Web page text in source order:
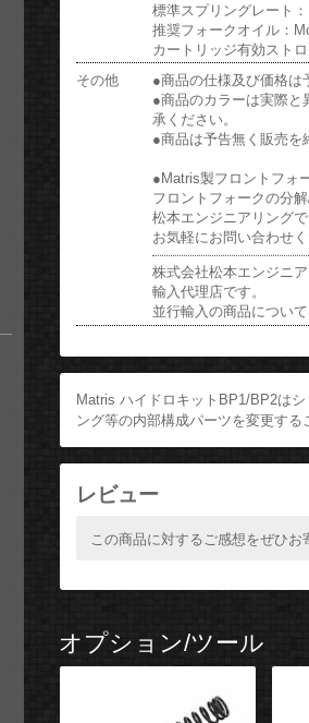
標準スプリングレート
推奨フォークオイル：
カートリッジ有効スト
その他
●商品の仕様及び価格は
●商品のカラーは実際と
承ください。
●商品は予告無く販売を
●Matris製フロントフォ
フロントフォークの分
松本エンジニアリング
お気軽にお問い合わせ
株式会社松本エンジニ
輸入代理店です。
並行輸入の商品につい
Matris ハイドロキットBP1/BP2は
ング等の内部構成パーツを変更す
レビュー
この商品に対するご感想をぜひお
オプション/ツール